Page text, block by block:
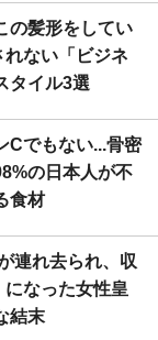
の髪形をしてい
れない「ビジネ
タイル3選
Cでもない...骨密
の日本人が不
食材
連れ去られ、収
なった女性皇
結末